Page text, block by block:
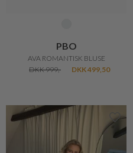
PBO
AVA ROMANTISK BLUSE
DKK 999,-
DKK 499,50